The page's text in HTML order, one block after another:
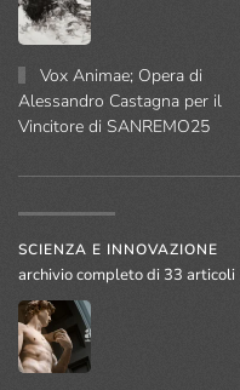
Vox Animae; Opera di
Alessandro Castagna per il
Vincitore di SANREMO25
SCIENZA E INNOVAZIONE
archivio completo di 33 articoli